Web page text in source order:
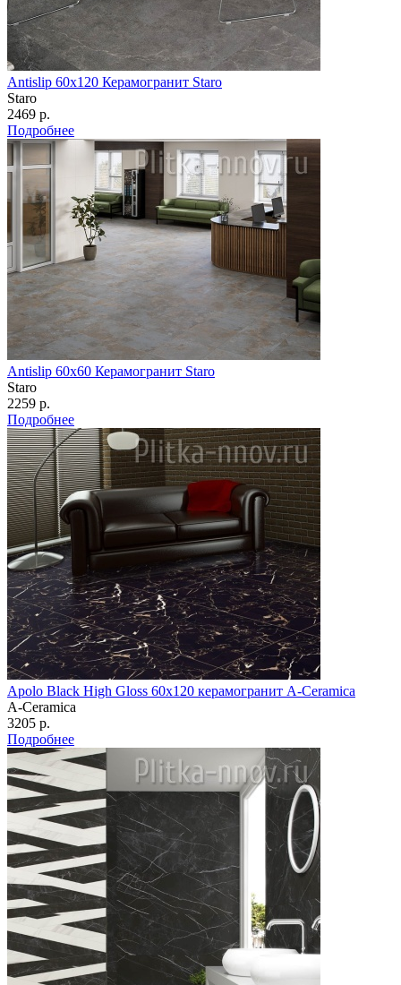
Antislip 60х120 Керамогранит Staro
Staro
2469 р.
Подробнее
Antislip 60х60 Керамогранит Staro
Staro
2259 р.
Подробнее
Apolo Black High Gloss 60х120 керамогранит A-Ceramica
A-Ceramica
3205 р.
Подробнее